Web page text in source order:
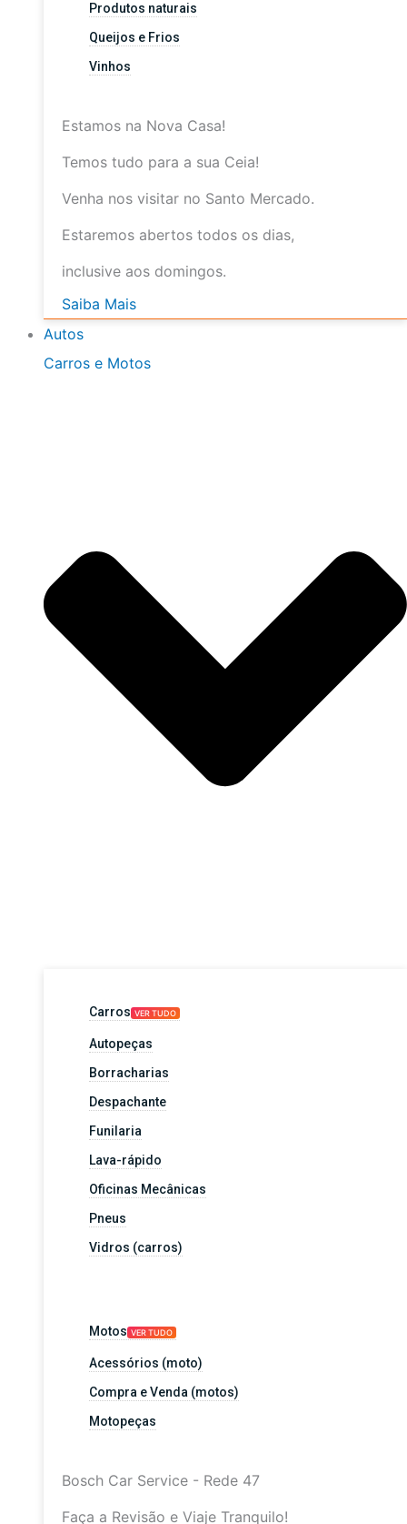
Produtos naturais
Queijos e Frios
Vinhos
Estamos na Nova Casa!
Temos tudo para a sua Ceia!
Venha nos visitar no Santo Mercado.
Estaremos abertos todos os dias,
inclusive aos domingos.
Saiba Mais
Autos
Carros e Motos
Carros VER TUDO
Autopeças
Borracharias
Despachante
Funilaria
Lava-rápido
Oficinas Mecânicas
Pneus
Vidros (carros)
Motos VER TUDO
Acessórios (moto)
Compra e Venda (motos)
Motopeças
Bosch Car Service - Rede 47
Faça a Revisão e Viaje Tranquilo!